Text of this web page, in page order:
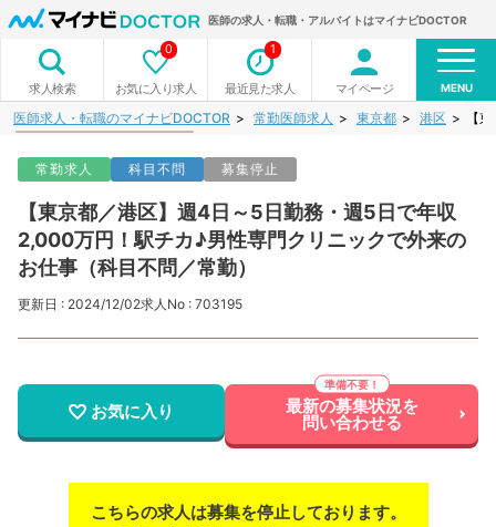
医師の求人・転職・アルバイトはマイナビDOCTOR
求人検索 お気に入り求人
0
最近見た求人
1
マイページ MENU
医師求人・転職のマイナビDOCTOR 常勤医師求人 東京都 港区 【
常勤求人 科目不問 募集停止
【東京都／港区】週4日～5日勤務・週5日で年収
2,000万円！駅チカ♪男性専門クリニックで外来の
お仕事（科目不問／常勤）
更新日 : 2024/12/02求人No : 703195
お気に入り 最新の募集状況を
問い合わせる
こちらの求人は募集を停止しております。